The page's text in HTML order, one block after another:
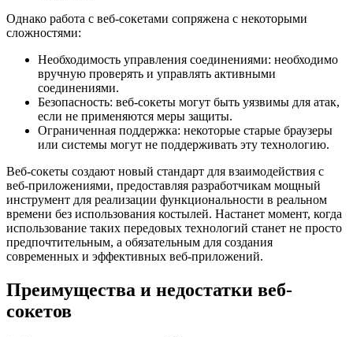
Однако работа с веб-сокетами сопряжена с некоторыми
сложностями:
Необходимость управления соединениями: необходимо
вручную проверять и управлять активными
соединениями.
Безопасность: веб-сокеты могут быть уязвимы для атак,
если не применяются меры защиты.
Ограниченная поддержка: некоторые старые браузеры
или системы могут не поддерживать эту технологию.
Веб-сокеты создают новый стандарт для взаимодействия с
веб-приложениями, предоставляя разработчикам мощный
инструмент для реализации функциональности в реальном
времени без использования костылей. Настанет момент, когда
использование таких передовых технологий станет не просто
предпочтительным, а обязательным для создания
современных и эффективных веб-приложений.
Преимущества и недостатки веб-
сокетов